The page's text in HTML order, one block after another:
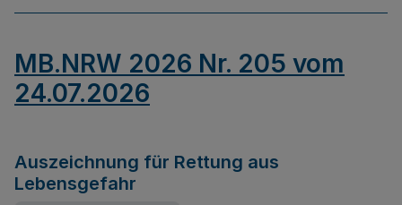
MB.NRW 2026 Nr. 205 vom
24.07.2026
Auszeichnung für Rettung aus
Lebensgefahr